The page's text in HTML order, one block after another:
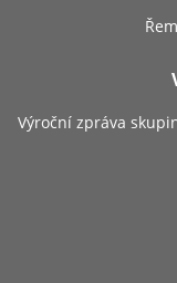
Výroční zpráva